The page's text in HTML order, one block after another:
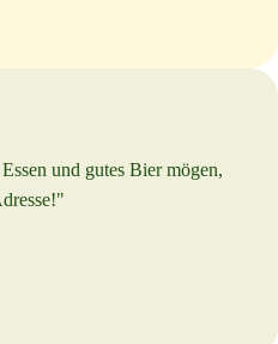
und gutes Bier mögen,
"